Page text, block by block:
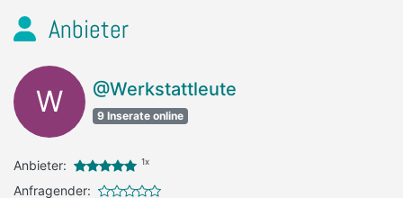
Anbieter
W @Werkstattleute
9 Inserate online
Anbieter: 1x
Anfragender: